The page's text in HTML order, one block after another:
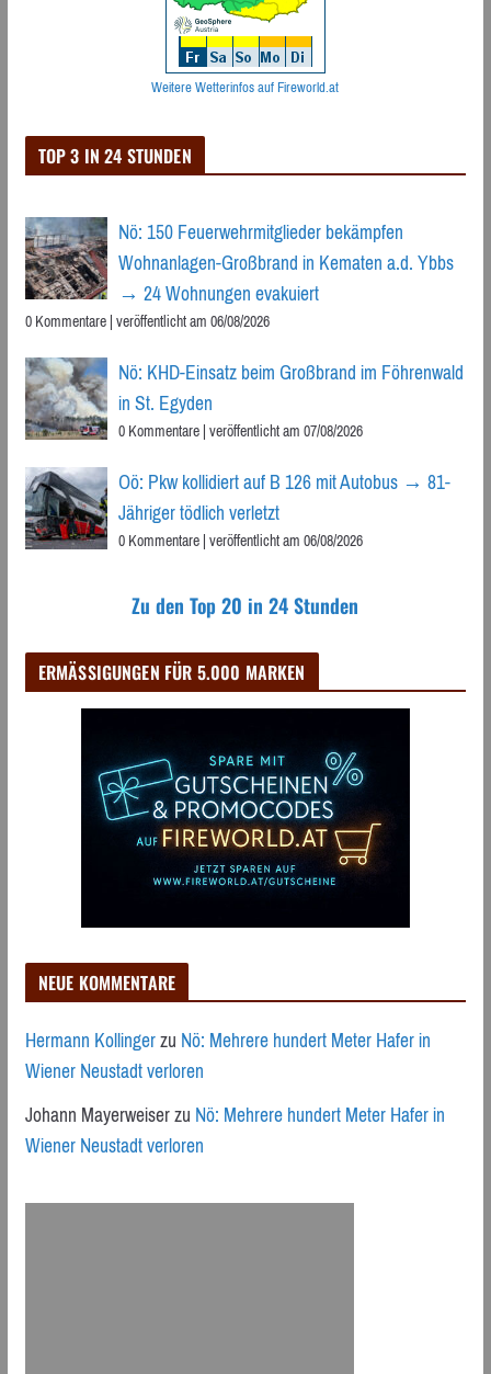
Weitere Wetterinfos auf Fireworld.at
TOP 3 IN 24 STUNDEN
Nö: 150 Feuerwehrmitglieder bekämpfen
Wohnanlagen-Großbrand in Kematen a.d. Ybbs
→ 24 Wohnungen evakuiert
0 Kommentare|veröffentlicht am 06/08/2026
Nö: KHD-Einsatz beim Großbrand im Föhrenwald
in St. Egyden
0 Kommentare|veröffentlicht am 07/08/2026
Oö: Pkw kollidiert auf B 126 mit Autobus → 81-
Jähriger tödlich verletzt
0 Kommentare|veröffentlicht am 06/08/2026
Zu den Top 20 in 24 Stunden
ERMÄSSIGUNGEN FÜR 5.000 MARKEN
NEUE KOMMENTARE
Hermann KollingerzuNö: Mehrere hundert Meter Hafer in
Wiener Neustadt verloren
Johann MayerweiserzuNö: Mehrere hundert Meter Hafer in
Wiener Neustadt verloren